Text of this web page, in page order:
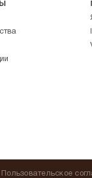
Пользовательское